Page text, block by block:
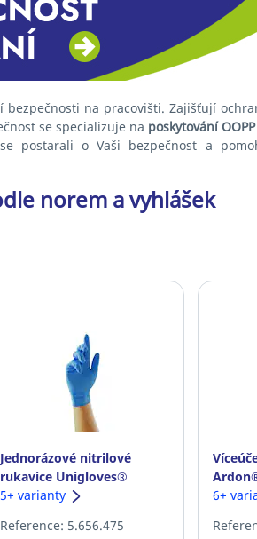
na pracovišti. Zajišťují
se specializuje na poskytování
postarali o Vaši bezpečnost a
norem a vyhlášek
Jednorázové nitrilové
rukavice Unigloves®
Unicare, velikost M, modré,
5+ varianty
Reference: 5.656.475
bílé,
6+